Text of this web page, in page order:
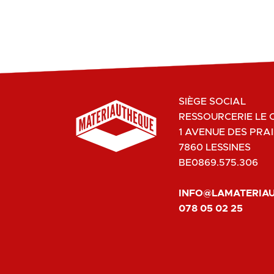
SIÈGE SOCIAL
RESSOURCERIE LE
1 AVENUE DES
7860 LESSINES
BE0869.575.306
078 05 02 25